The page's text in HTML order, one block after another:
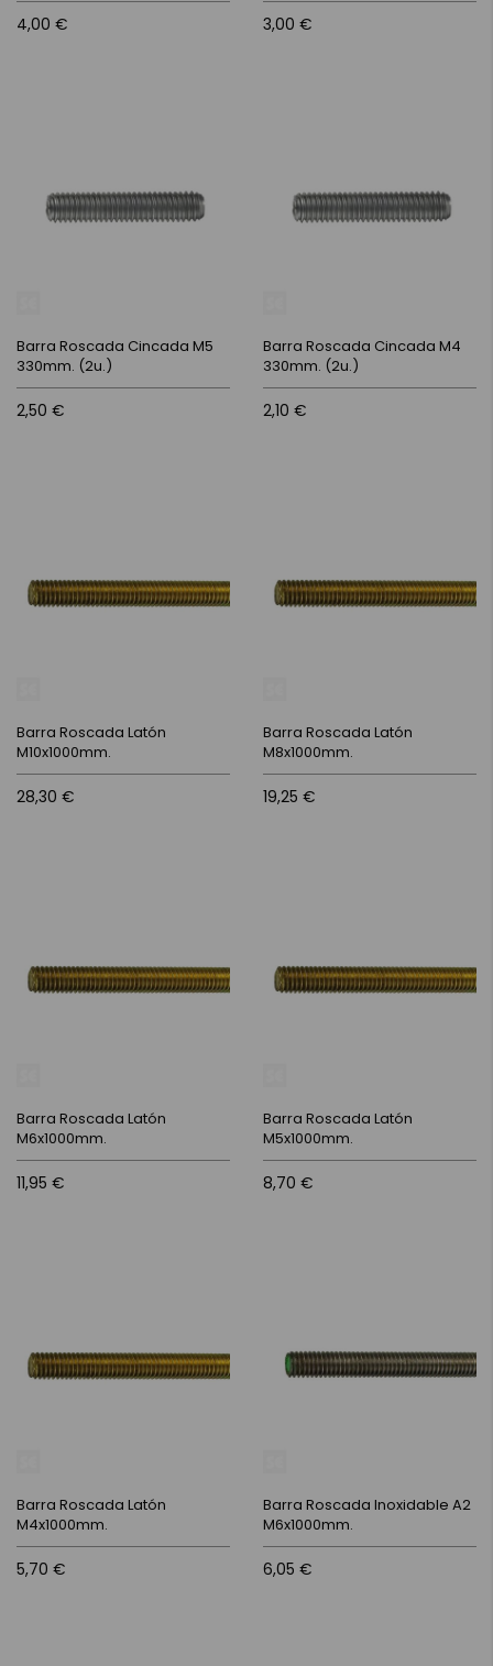
4,00 € 3,00 €
Barra Roscada Cincada M5
330mm. (2u.)
2,50 €
Barra Roscada Cincada M4
330mm. (2u.)
2,10 €
Barra Roscada Latón
M10x1000mm.
28,30 €
Barra Roscada Latón
M8x1000mm.
19,25 €
Barra Roscada Latón
M6x1000mm.
11,95 €
Barra Roscada Latón
M5x1000mm.
8,70 €
Barra Roscada Latón
M4x1000mm.
5,70 €
Barra Roscada Inoxidable A2
M6x1000mm.
6,05 €